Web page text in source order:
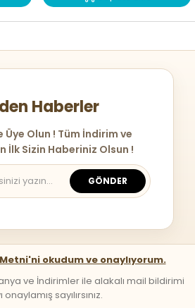
Haberler
Üye Olun ! Tüm İndirim ve
İlk Sizin Haberiniz Olsun !
GÖNDER
okudum ve onaylıyorum.
ve İndirimler ile alakalı mail bildirimi
onaylamış sayılırsınız.